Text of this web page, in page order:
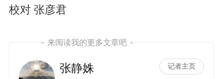
校对 张彦君
来阅读我的更多文章吧
张静姝 记者主页